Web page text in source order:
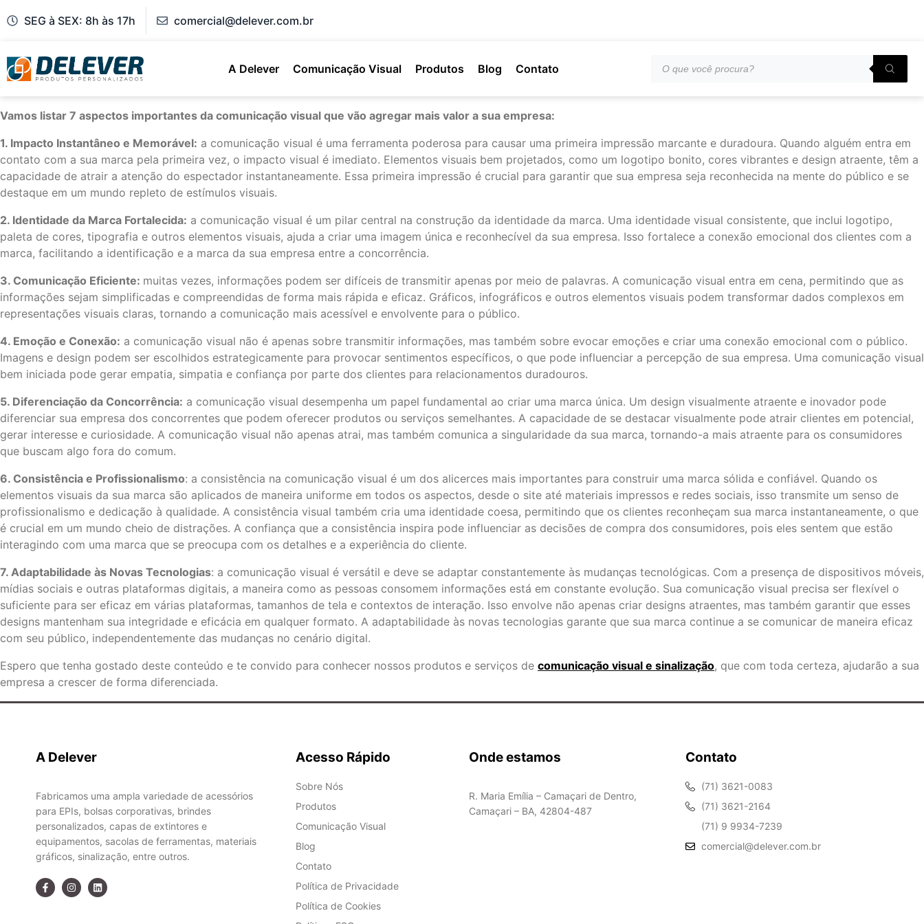
SEG à SEX: 8h às 17h comercial@delever.com.br
A Delever Comunicação Visual Produtos Blog Contato
Vamos listar 7 aspectos importantes da comunicação visual que vão agregar mais valor a sua empresa:
1. Impacto Instantâneo e Memorável: a comunicação visual é uma ferramenta poderosa para causar uma primeira impressão marcante e duradoura. Quando alguém entra em
contato com a sua marca pela primeira vez, o impacto visual é imediato. Elementos visuais bem projetados, como um logotipo bonito, cores vibrantes e design atraente, têm a
capacidade de atrair a atenção do espectador instantaneamente. Essa primeira impressão é crucial para garantir que sua empresa seja reconhecida na mente do público e se
destaque em um mundo repleto de estímulos visuais.
2. Identidade da Marca Fortalecida: a comunicação visual é um pilar central na construção da identidade da marca. Uma identidade visual consistente, que inclui logotipo,
paleta de cores, tipografia e outros elementos visuais, ajuda a criar uma imagem única e reconhecível da sua empresa. Isso fortalece a conexão emocional dos clientes com a
marca, facilitando a identificação e a marca da sua empresa entre a concorrência.
3. Comunicação Eficiente: muitas vezes, informações podem ser difíceis de transmitir apenas por meio de palavras. A comunicação visual entra em cena, permitindo que as
informações sejam simplificadas e compreendidas de forma mais rápida e eficaz. Gráficos, infográficos e outros elementos visuais podem transformar dados complexos em
representações visuais claras, tornando a comunicação mais acessível e envolvente para o público.
4. Emoção e Conexão: a comunicação visual não é apenas sobre transmitir informações, mas também sobre evocar emoções e criar uma conexão emocional com o público.
Imagens e design podem ser escolhidos estrategicamente para provocar sentimentos específicos, o que pode influenciar a percepção de sua empresa. Uma comunicação visual
bem iniciada pode gerar empatia, simpatia e confiança por parte dos clientes para relacionamentos duradouros.
5. Diferenciação da Concorrência: a comunicação visual desempenha um papel fundamental ao criar uma marca única. Um design visualmente atraente e inovador pode
diferenciar sua empresa dos concorrentes que podem oferecer produtos ou serviços semelhantes. A capacidade de se destacar visualmente pode atrair clientes em potencial,
gerar interesse e curiosidade. A comunicação visual não apenas atrai, mas também comunica a singularidade da sua marca, tornando-a mais atraente para os consumidores
que buscam algo fora do comum.
6. Consistência e Profissionalismo: a consistência na comunicação visual é um dos alicerces mais importantes para construir uma marca sólida e confiável. Quando os
elementos visuais da sua marca são aplicados de maneira uniforme em todos os aspectos, desde o site até materiais impressos e redes sociais, isso transmite um senso de
profissionalismo e dedicação à qualidade. A consistência visual também cria uma identidade coesa, permitindo que os clientes reconheçam sua marca instantaneamente, o que
é crucial em um mundo cheio de distrações. A confiança que a consistência inspira pode influenciar as decisões de compra dos consumidores, pois eles sentem que estão
interagindo com uma marca que se preocupa com os detalhes e a experiência do cliente.
7. Adaptabilidade às Novas Tecnologias: a comunicação visual é versátil e deve se adaptar constantemente às mudanças tecnológicas. Com a presença de dispositivos móveis,
mídias sociais e outras plataformas digitais, a maneira como as pessoas consomem informações está em constante evolução. Sua comunicação visual precisa ser flexível o
suficiente para ser eficaz em várias plataformas, tamanhos de tela e contextos de interação. Isso envolve não apenas criar designs atraentes, mas também garantir que esses
designs mantenham sua integridade e eficácia em qualquer formato. A adaptabilidade às novas tecnologias garante que sua marca continue a se comunicar de maneira eficaz
com seu público, independentemente das mudanças no cenário digital.
Espero que tenha gostado deste conteúdo e te convido para conhecer nossos produtos e serviços de comunicação visual e sinalização, que com toda certeza, ajudarão a sua
empresa a crescer de forma diferenciada.
A Delever
Fabricamos uma ampla variedade de acessórios
para EPIs, bolsas corporativas, brindes
personalizados, capas de extintores e
equipamentos, sacolas de ferramentas, materiais
gráficos, sinalização, entre outros.
Acesso Rápido
Sobre Nós
Produtos
Comunicação Visual
Blog
Contato
Política de Privacidade
Política de Cookies
Onde estamos
R. Maria Emília – Camaçari de Dentro,
Camaçari – BA, 42804-487
Contato
(71) 3621-0083
(71) 3621-2164
(71) 9 9934-7239
comercial@delever.com.br